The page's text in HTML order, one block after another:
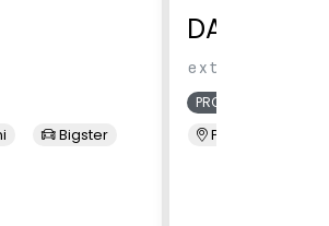
Bigster
DACIA
extreme
PRONTA CONSEGNA
Presso Terzi